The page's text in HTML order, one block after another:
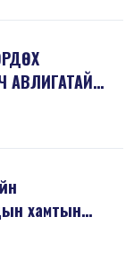
АВЛИГАТАЙ
хамтын